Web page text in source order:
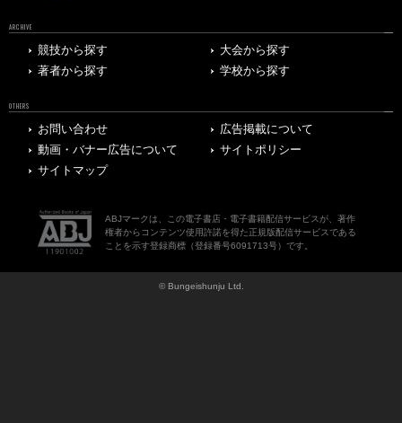
ARCHIVE
競技から探す
大会から探す
著者から探す
学校から探す
OTHERS
お問い合わせ
広告掲載について
動画・バナー広告について
サイトポリシー
サイトマップ
ABJマークは、この電子書店・電子書籍配信サービスが、著作
権者からコンテンツ使用許諾を得た正規版配信サービスである
ことを示す登録商標（登録番号6091713号）です。
© Bungeishunju Ltd.